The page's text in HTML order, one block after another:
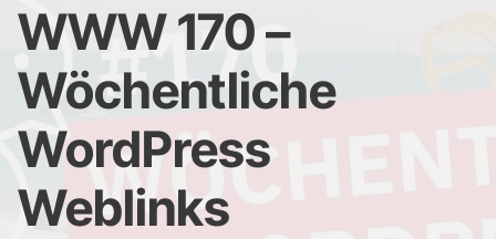
WWW 170 –
Wöchentliche
WordPress
Weblinks